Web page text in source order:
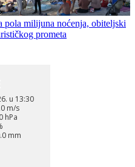
pola milijuna noćenja, obiteljski
prometa